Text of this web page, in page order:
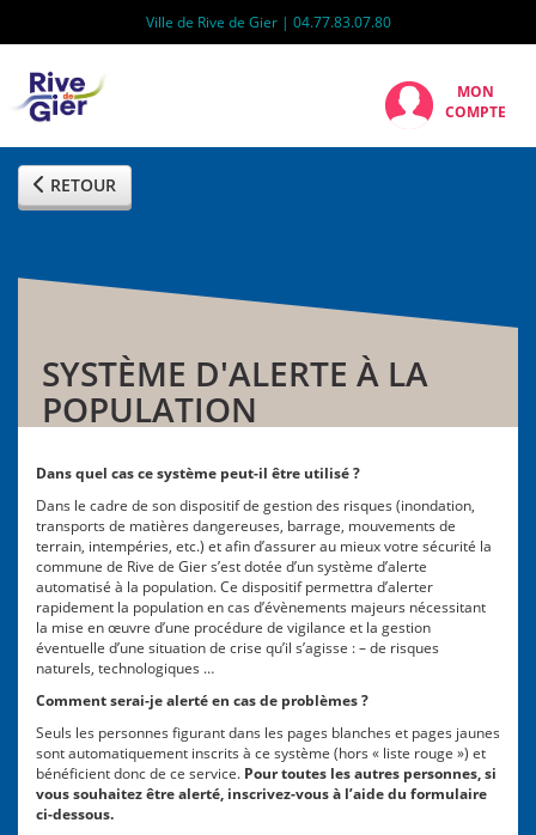
Ville de Rive de Gier | 04.77.83.07.80
MON
COMPTE
RETOUR
SYSTÈME D'ALERTE À LA
POPULATION
Dans quel cas ce système peut-il être utilisé ?
Dans le cadre de son dispositif de gestion des risques (inondation,
transports de matières dangereuses, barrage, mouvements de
terrain, intempéries, etc.) et afin d’assurer au mieux votre sécurité la
commune de Rive de Gier s’est dotée d’un système d’alerte
automatisé à la population. Ce dispositif permettra d’alerter
rapidement la population en cas d’évènements majeurs nécessitant
la mise en œuvre d’une procédure de vigilance et la gestion
éventuelle d’une situation de crise qu’il s’agisse : – de risques
naturels, technologiques …
Comment serai-je alerté en cas de problèmes ?
Seuls les personnes figurant dans les pages blanches et pages jaunes
sont automatiquement inscrits à ce système (hors « liste rouge ») et
bénéficient donc de ce service. Pour toutes les autres personnes, si
vous souhaitez être alerté, inscrivez-vous à l’aide du formulaire
ci-dessous.